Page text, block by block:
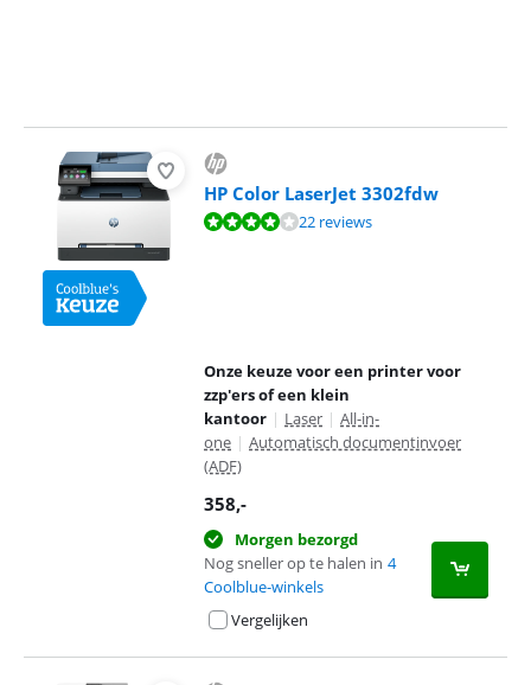
HP Color LaserJet 3302fdw
Beoordeling is 8,3 van de 10, gebaseerd op 22 reviews.
22 reviews
Onze keuze voor een printer voor
zzp'ers of een klein
kantoor | Laser | All-in-
one | Automatisch documentinvoer
(ADF)
358,-
Morgen bezorgd
Nog sneller op te halen in 4
Coolblue-winkels
Vergelijken